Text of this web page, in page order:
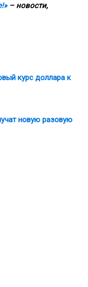
– новости,
курс доллара к
новую разовую